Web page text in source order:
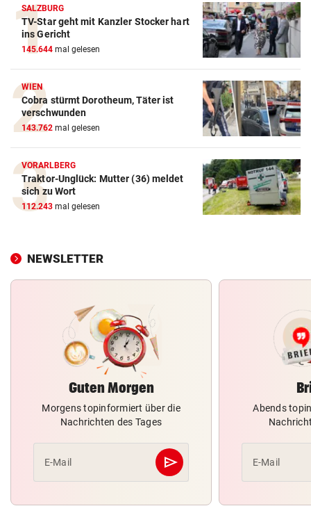
SALZBURG
TV-Star geht mit Kanzler Stocker hart
ins Gericht
145.644 mal gelesen
WIEN
Cobra stürmt Dorotheum, Täter ist
verschwunden
143.762 mal gelesen
VORARLBERG
Traktor-Unglück: Mutter (36) meldet
sich zu Wort
112.243 mal gelesen
NEWSLETTER
Guten Morgen
Morgens topinformiert über die
Nachrichten des Tages
E-Mail send
Abschicken
Abends
E-Mail